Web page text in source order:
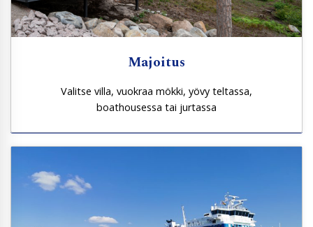
Majoitus
Valitse villa, vuokraa mökki, yövy teltassa,
boathousessa tai jurtassa